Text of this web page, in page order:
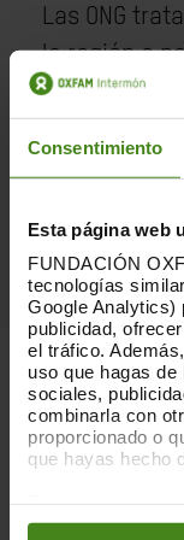
Consentimiento
Esta página web
FUNDACIÓN
tecnologías
Google Analytics)
publicidad,
el tráfico.
uso que hagas
sociales,
combinarla con
proporcionado o
que hayas hecho
preferencias
Las ONG
la región o
a una
clave para la
¿Qué